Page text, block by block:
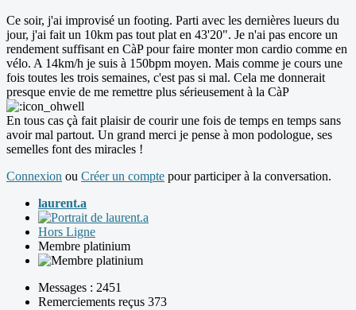
Ce soir, j'ai improvisé un footing. Parti avec les dernières lueurs du
jour, j'ai fait un 10km pas tout plat en 43'20". Je n'ai pas encore un
rendement suffisant en CàP pour faire monter mon cardio comme en
vélo. A 14km/h je suis à 150bpm moyen. Mais comme je cours une
fois toutes les trois semaines, c'est pas si mal. Cela me donnerait
presque envie de me remettre plus sérieusement à la CàP
En tous cas çà fait plaisir de courir une fois de temps en temps sans
avoir mal partout. Un grand merci je pense à mon podologue, ses
semelles font des miracles !
Connexion ou Créer un compte pour participer à la conversation.
laurent.a
Hors Ligne
Membre platinium
Messages : 2451
Remerciements reçus 373